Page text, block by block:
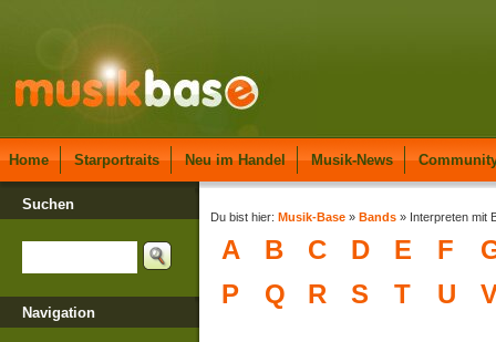
Home Starportraits Neu im Handel Musik-News
Suchen
Navigation
Du bist hier: Musik-Base » Bands » Interpreten mit
A B C D E F
P
Q R S T U